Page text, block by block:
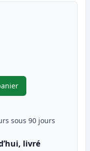
de 2 Brother LC225C
sous 90 jours
livré